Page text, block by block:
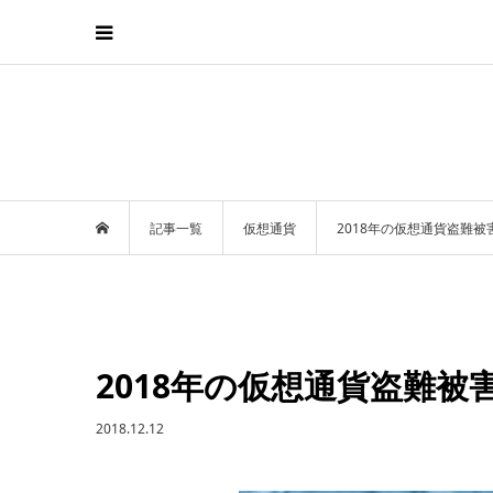
記事一覧 仮想通貨 2018年の仮想通貨盗難被
2018年の仮想通貨盗難被
2018.12.12